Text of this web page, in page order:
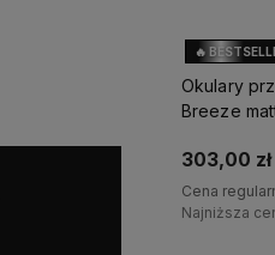
🔥
Okulary
Breeze
303,00 zł
Cena
Najniższa